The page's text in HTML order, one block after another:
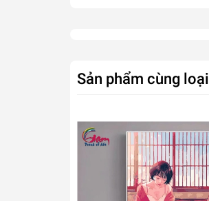
Sản phẩm cùng loại